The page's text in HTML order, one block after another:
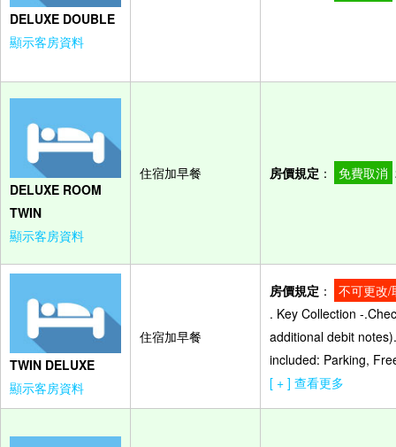
DELUXE DOUBLE
顯示客房資料
DELUXE ROOM
TWIN
顯示客房資料
住宿加早餐 房價規定 ： 免費取消
TWIN DELUXE
顯示客房資料
住宿加早餐
房價規定 ：
不可更改/
. Key Collection -
additional debit
included: Parking,
[ + ] 查看更多